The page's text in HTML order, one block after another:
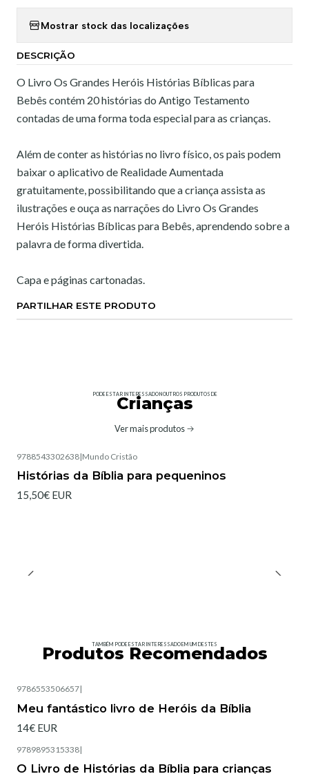
Mostrar stock das localizações
DESCRIÇÃO
O Livro Os Grandes Heróis Histórias Bíblicas para
Bebês contém 20 histórias do Antigo Testamento
contadas de uma forma toda especial para as crianças.
Além de conter as histórias no livro físico, os pais podem
baixar o aplicativo de Realidade Aumentada
gratuitamente, possibilitando que a criança assista as
ilustrações e ouça as narrações do Livro Os Grandes
Heróis Histórias Bíblicas para Bebês, aprendendo sobre a
palavra de forma divertida.
Capa e páginas cartonadas.
PARTILHAR ESTE PRODUTO
PODE ESTAR INTERESSADO NOUTROS PRODUTOS DE
Crianças
Ver mais produtos
9788543302638|Mundo Cristão
Histórias da Bíblia para pequeninos
15,50€ EUR
TAMBÉM PODE ESTAR INTERESSADO EM UM DESTES
Produtos Recomendados
9786553506657|
Meu fantástico livro de Heróis da Bíblia
14€ EUR
9789895315338|
O Livro de Histórias da Bíblia para crianças